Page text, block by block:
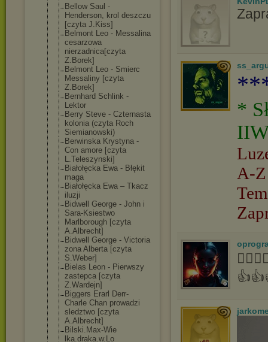
Bellow Saul -
Henderson, krol deszczu
[czyta J.Kiss]
Belmont Leo - Messalina
cesarzowa
nierzadnica[czyta
Z.Borek]
Belmont Leo - Smierc
Messaliny [czyta
Z.Borek]
Bernhard Schlink -
Lektor
Berry Steve - Czternasta
kolonia (czyta Roch
Siemianowski)
Berwinska Krystyna -
Con amore [czyta
L.Teleszynski]
Białołęcka Ewa - Błękit
maga
Białołęcka Ewa – Tkacz
iluzji
Bidwell George - John i
Sara-Ksiestwo
Marlborough [czyta
A.Albrecht]
Bidwell George - Victoria
zona Alberta [czyta
S.Weber]
Bielas Leon - Pierwszy
zastepca [czyta
Z.Wardejn]
Biggers Erarl Derr-
Charle Chan prowadzi
sledztwo [czyta
A.Albrecht]
Bilski.Max-Wie
lka.draka.w.Lo
*
A-